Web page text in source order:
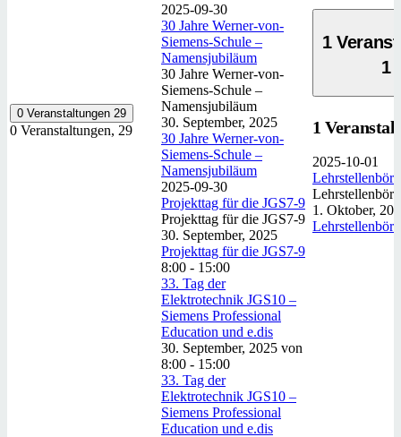
0 Veranstaltungen 29
0 Veranstaltungen, 29
2025-09-30
30 Jahre Werner-von-
Siemens-Schule –
Namensjubiläum
30 Jahre Werner-von-
Siemens-Schule –
Namensjubiläum
30. September, 2025
30 Jahre Werner-von-
Siemens-Schule –
Namensjubiläum
2025-09-30
Projekttag für die JGS7-9
Projekttag für die JGS7-9
30. September, 2025
Projekttag für die JGS7-9
8:00 - 15:00
33. Tag der
Elektrotechnik JGS10 –
Siemens Professional
Education und e.dis
30. September, 2025 von
8:00 - 15:00
33. Tag der
Elektrotechnik JGS10 –
Siemens Professional
Education und e.dis
1
1
1
2025-10-01
1. Oktober,